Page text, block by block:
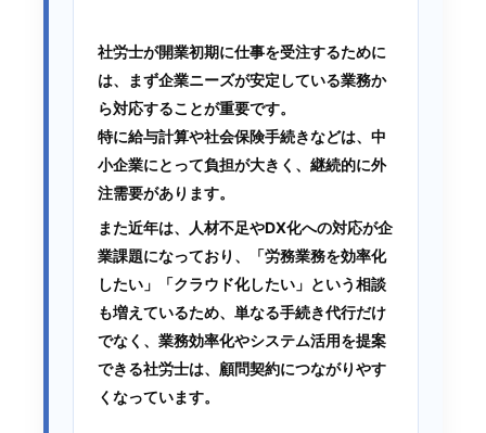
社労士が開業初期に仕事を受注するために
は、まず企業ニーズが安定している業務か
ら対応することが重要です。
特に給与計算や社会保険手続きなどは、中
小企業にとって負担が大きく、継続的に外
注需要があります。
また近年は、人材不足やDX化への対応が企
業課題になっており、
「労務業務を効率化
したい」「クラウド化したい」という相談
も増えているため、単なる手続き代行だけ
でなく、業務効率化やシステム活用を提案
できる社労士は、顧問契約につながりやす
くなっています。